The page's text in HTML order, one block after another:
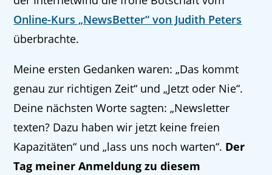
Online-Kurs „NewsBetter“ von Judith Peters
überbrachte.
Meine ersten Gedanken waren: „Das kommt
genau zur richtigen Zeit“ und „Jetzt oder Nie“.
Deine nächsten Worte sagten: „Newsletter
texten? Dazu haben wir jetzt keine freien
Kapazitäten“ und „lass uns noch warten“. Der
Tag meiner Anmeldung zu diesem